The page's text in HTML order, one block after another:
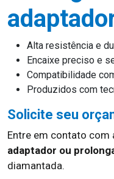
Alta resistência e
Encaixe preciso e
Compatibilidade
Produzidos com
Solicite seu
Entre em contato com
adaptador ou
diamantada.